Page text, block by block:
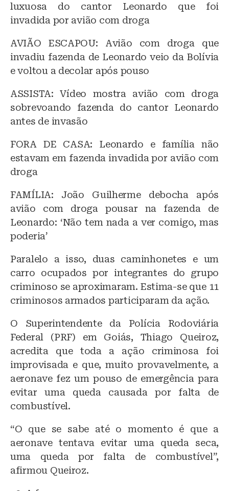
luxuosa do cantor Leonardo que foi
invadida por avião com droga
AVIÃO ESCAPOU: Avião com droga que
invadiu fazenda de Leonardo veio da Bolívia
e voltou a decolar após pouso
ASSISTA: Vídeo mostra avião com droga
sobrevoando fazenda do cantor Leonardo
antes de invasão
FORA DE CASA: Leonardo e família não
estavam em fazenda invadida por avião com
droga
FAMÍLIA: João Guilherme debocha após
avião com droga pousar na fazenda de
Leonardo: ‘Não tem nada a ver comigo, mas
poderia’
Paralelo a isso, duas caminhonetes e um
carro ocupados por integrantes do grupo
criminoso se aproximaram. Estima-se que 11
criminosos armados participaram da ação.
O Superintendente da Polícia Rodoviária
Federal (PRF) em Goiás, Thiago Queiroz,
acredita que toda a ação criminosa foi
improvisada e que, muito provavelmente, a
aeronave fez um pouso de emergência para
evitar uma queda causada por falta de
combustível.
“O que se sabe até o momento é que a
aeronave tentava evitar uma queda seca,
uma queda por falta de combustível”,
afirmou Queiroz.